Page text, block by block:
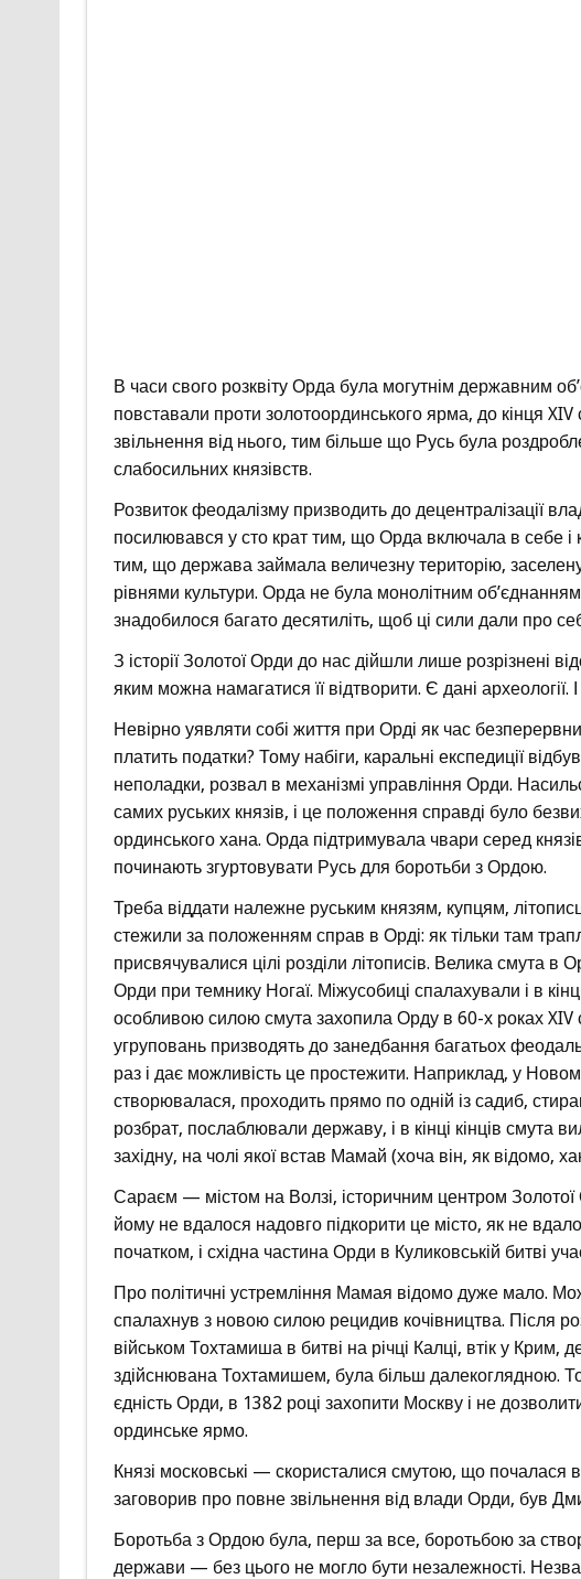
В часи свого розквіту Орда була могутнім державним
повставали проти золотоординського ярма, до кінця
звільнення від нього, тим більше що Русь була
слабосильних князівств.
Розвиток феодалізму призводить до децентралізації
посилювався у сто крат тим, що Орда включала в себе і
тим, що держава займала величезну територію,
рівнями культури. Орда не була монолітним
знадобилося багато десятиліть, щоб ці сили дали про
З історії Золотої Орди до нас дійшли лише розрізнені
яким можна намагатися її відтворити. Є дані
Невірно уявляти собі життя при Орді як час
платить податки? Тому набіги, каральні експедиції
неполадки, розвал в механізмі управління Орди.
самих руських князів, і це положення справді було
ординського хана. Орда підтримувала чвари серед
починають згуртовувати Русь для боротьби з Ордою.
Треба віддати належне руським князям, купцям,
стежили за положенням справ в Орді: як тільки там
присвячувалися цілі розділи літописів. Велика смута в
Орди при темнику Ногаї. Міжусобиці спалахували і в
особливою силою смута захопила Орду в 60-х роках XIV
угруповань призводять до занедбання багатьох
раз і дає можливість це простежити. Наприклад, у
створювалася, проходить прямо по одній із садиб,
розбрат, послаблювали державу, і в кінці кінців смута
західну, на чолі якої встав Мамай (хоча він, як відомо,
Сараєм — містом на Волзі, історичним центром
йому не вдалося надовго підкорити це місто, як не
початком, і східна частина Орди в Куликовській битві
Про політичні устремління Мамая відомо дуже мало.
спалахнув з новою силою рецидив кочівництва. Після
військом Тохтамиша в битві на річці Калці, втік у Крим,
здійснювана Тохтамишем, була більш далекоглядною.
єдність Орди, в 1382 році захопити Москву і не
ординське ярмо.
Князі московські — скористалися смутою, що почалася
заговорив про повне звільнення від влади Орди, був
Боротьба з Ордою була, перш за все, боротьбою за
держави — без цього не могло бути незалежності.